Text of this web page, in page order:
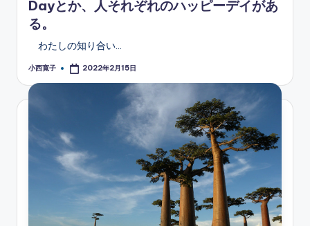
Dayとか、人それぞれのハッピーデイがあ
る。
わたしの知り合い…
Posted
小西寛子 2022年2月15日